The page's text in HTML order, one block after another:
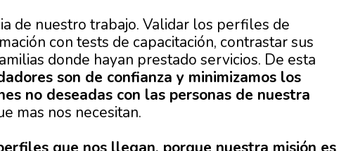
de nuestro trabajo. Validar los perfiles de
con tests de capacitación, contrastar sus
donde hayan prestado servicios. De esta
son de confianza y minimizamos los
no deseadas con las personas de nuestra
mas nos necesitan.